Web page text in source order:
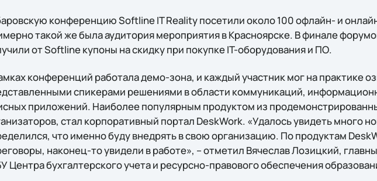
конференцию Softline IT Reality посетили около 100 офлайн- и
такой же была аудитория мероприятия в Красноярске. В финале
от Softline купоны на скидку при покупке IT-оборудования и ПО.
конференций работала демо-зона, и каждый участник мог на практике
спикерами решениями в области коммуникаций,
приложений. Наиболее популярным продуктом из
стал корпоративный портал DeskWork. «Удалось увидеть много
что именно буду внедрять в свою организацию. По продуктам
наконец-то увидели в работе», – отметил Вячеслав Лозицкий,
Центра бухгалтерского учета и ресурсно-правового обеспечения